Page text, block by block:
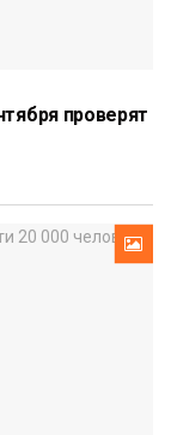
проверят